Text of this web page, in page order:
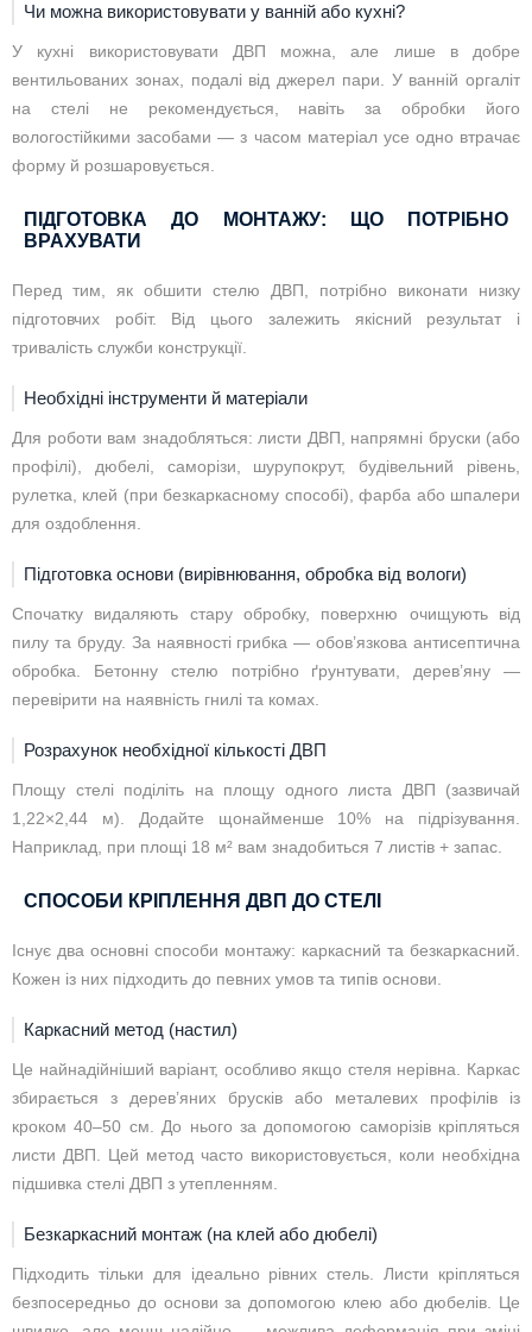
Чи можна використовувати у ванній або кухні?
У кухні використовувати ДВП можна, але лише в добре
вентильованих зонах, подалі від джерел пари. У ванній оргаліт
на стелі не рекомендується, навіть за обробки його
вологостійкими засобами — з часом матеріал усе одно втрачає
форму й розшаровується.
ПІДГОТОВКА ДО МОНТАЖУ: ЩО ПОТРІБНО
ВРАХУВАТИ
Перед тим, як обшити стелю ДВП, потрібно виконати низку
підготовчих робіт. Від цього залежить якісний результат і
тривалість служби конструкції.
Необхідні інструменти й матеріали
Для роботи вам знадобляться: листи ДВП, напрямні бруски (або
профілі), дюбелі, саморізи, шурупокрут, будівельний рівень,
рулетка, клей (при безкаркасному способі), фарба або шпалери
для оздоблення.
Підготовка основи (вирівнювання, обробка від вологи)
Спочатку видаляють стару обробку, поверхню очищують від
пилу та бруду. За наявності грибка — обов’язкова антисептична
обробка. Бетонну стелю потрібно ґрунтувати, дерев’яну —
перевірити на наявність гнилі та комах.
Розрахунок необхідної кількості ДВП
Площу стелі поділіть на площу одного листа ДВП (зазвичай
1,22×2,44 м). Додайте щонайменше 10% на підрізування.
Наприклад, при площі 18 м² вам знадобиться 7 листів + запас.
СПОСОБИ КРІПЛЕННЯ ДВП ДО СТЕЛІ
Існує два основні способи монтажу: каркасний та безкаркасний.
Кожен із них підходить до певних умов та типів основи.
Каркасний метод (настил)
Це найнадійніший варіант, особливо якщо стеля нерівна. Каркас
збирається з дерев’яних брусків або металевих профілів із
кроком 40–50 см. До нього за допомогою саморізів кріпляться
листи ДВП. Цей метод часто використовується, коли необхідна
підшивка стелі ДВП з утепленням.
Безкаркасний монтаж (на клей або дюбелі)
Підходить тільки для ідеально рівних стель. Листи кріпляться
безпосередньо до основи за допомогою клею або дюбелів. Це